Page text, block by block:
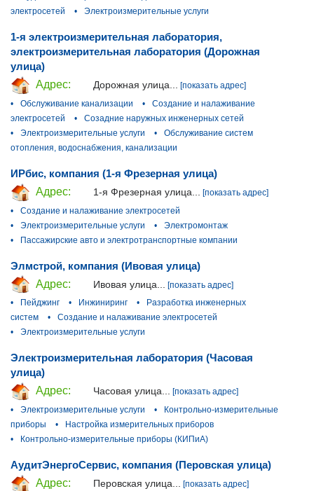
электросетей
• Электроизмерительные услуги
1-я электроизмерительная лаборатория,
электроизмерительная лаборатория (Дорожная
улица)
Адрес:
Дорожная улица...
[показать адрес]
•
Обслуживание канализации •
Создание и налаживание
электросетей
•
Созадние наружных инженерных сетей
•
Электроизмерительные услуги •
Обслуживание систем
отопления, водоснабжения, канализации
ИРбис, компания (1-я Фрезерная улица)
Адрес:
1-я Фрезерная улица...
[показать адрес]
•
Создание и налаживание электросетей
•
Электроизмерительные услуги •
Электромонтаж
•
Пассажирские авто и электротранспортные компании
Элмстрой, компания (Ивовая улица)
Адрес:
Ивовая улица...
[показать адрес]
•
Пейджинг • Инжиниринг •
Разработка инженерных
систем
•
Создание и налаживание электросетей
•
Электроизмерительные услуги
Электроизмерительная лаборатория (Часовая
улица)
Адрес:
Часовая улица... [показать адрес]
•
Электроизмерительные услуги •
Контрольно-измерительные
приборы
•
Настройка измерительных приборов
•
Контрольно-измерительные приборы (КИПиА)
АудитЭнергоСервис, компания (Перовская улица)
Адрес:
Перовская улица... [показать адрес]